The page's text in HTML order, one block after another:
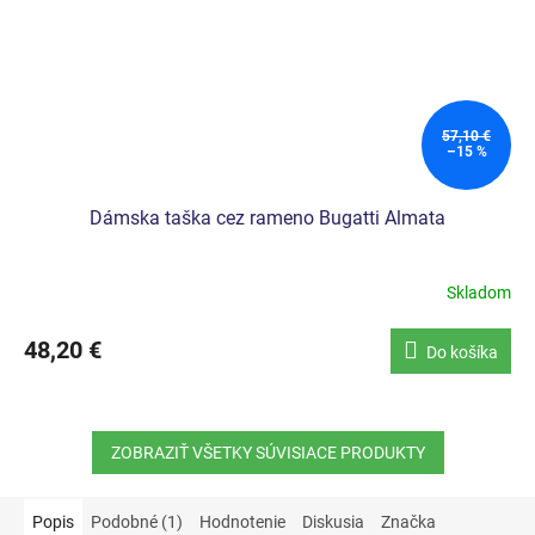
57,10 €
–15 %
Dámska taška cez rameno Bugatti Almata
Skladom
48,20 € Do košíka
ZOBRAZIŤ VŠETKY SÚVISIACE PRODUKTY
Popis Podobné (1) Hodnotenie Diskusia Značka